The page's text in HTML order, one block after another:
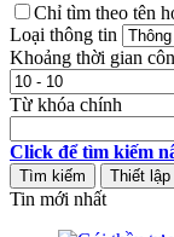
Chỉ tìm theo tên
Loại thông tin
Khoảng thời gian
Từ khóa chính
Click để tìm kiếm
Tin mới nhất